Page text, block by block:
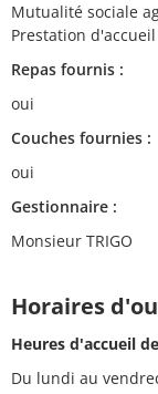
Mutualité sociale
Prestation
Repas fournis :
oui
Couches fournies :
oui
Gestionnaire :
Monsieur TRIGO
Horaires
Heures d'accueil
Du lundi au